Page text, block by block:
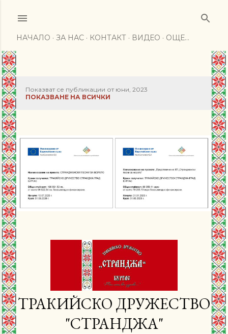
НАЧАЛО ЗА НАС КОНТАКТ ВИДЕО ОЩЕ…
П
б
Показват се публикации от юни, 2023
ПОКАЗВАНЕ НА ВСИЧКИ
ТРАКИЙСКО ДРУЖЕСТВО
"СТРАНДЖА"